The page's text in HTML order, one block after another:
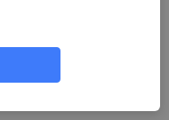
点击保存